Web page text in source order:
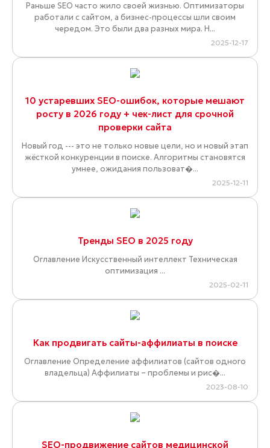
Раньше SEO часто жило своей жизнью. Оптимизаторы
работали с сайтом, а бизнес-процессы шли своим
чередом. Это были два разных мира. Н...
2025-12-17
10 устаревших SEO-ошибок, которые мешают
росту в 2026 году + чек-лист для срочной
проверки сайта
Новый год --- это не только новые цели, но и новый этап
жёсткой конкуренции в поиске. Алгоритмы становятся
умнее, ожидания пользоват�...
2025-12-11
Тренды SEO в 2025 году
Оглавление Искусственный интеллект Техническая
оптимизация ...
2025-02-11
Как продвигать сайты-аффилиаты в поиске
Оглавление Определение аффилиатов (сайтов одного
владельца) Аффилиаты – проблемы и рис�...
2023-08-10
SEO-продвижение сайтов медицинской